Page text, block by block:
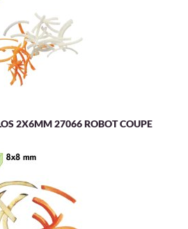
2X6MM 27066 ROBOT COUPE